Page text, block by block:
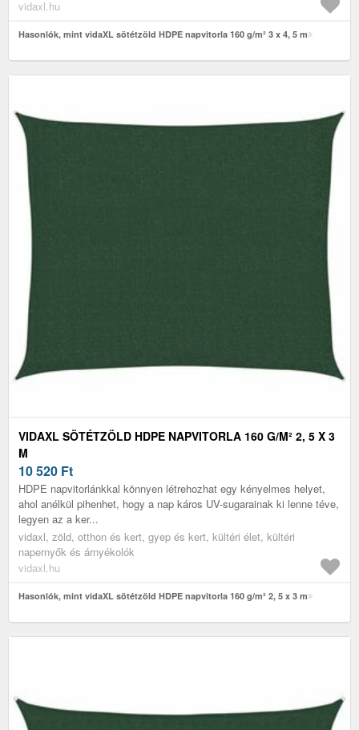
vidaxl.hu
Hasonlók, mint vidaXL sötétzöld HDPE napvitorla 160 g/m² 3 x 4, 5 m
VIDAXL SÖTÉTZÖLD HDPE NAPVITORLA 160 G/M² 2, 5 X 3
M
10 520 Ft
HDPE napvitorlánkkal könnyen létrehozhat egy kényelmes helyet,
ahol anélkül pihenhet, hogy a nap káros UV-sugarainak ki lenne téve,
legyen az a ker...
vidaxl, zöld, otthon és kert, gyep és kert, kültéri élet, kültéri
napernyők és árnyékolók
vidaxl.hu
Hasonlók, mint vidaXL sötétzöld HDPE napvitorla 160 g/m² 2, 5 x 3 m